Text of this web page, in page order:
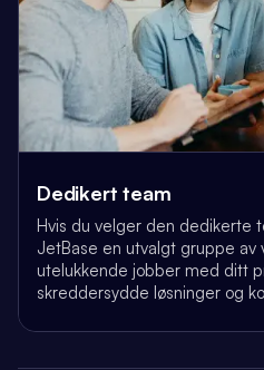
Dedikert team
Hvis du velger den dedikerte
JetBase en utvalgt gruppe av
utelukkende jobber med ditt
skreddersydde løsninger og